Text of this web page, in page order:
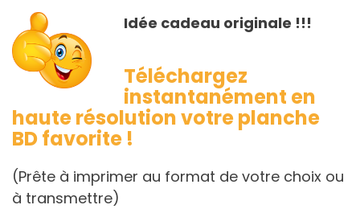
Idée cadeau originale !!!
Téléchargez
instantanément en
haute résolution votre planche
BD favorite !
(Prête à imprimer au format de votre choix ou
à transmettre)